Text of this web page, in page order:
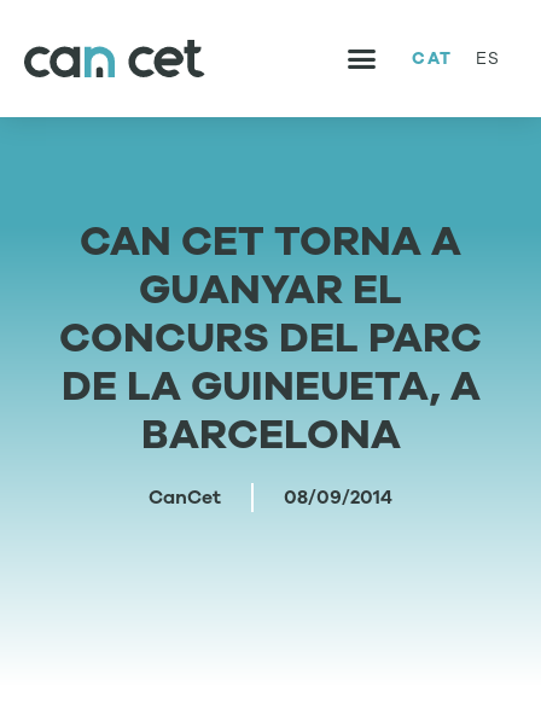
CAT ES
CAN CET TORNA A
GUANYAR EL
CONCURS DEL PARC
DE LA GUINEUETA, A
BARCELONA
CanCet 08/09/2014